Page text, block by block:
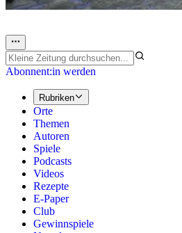
Abonnent:in werden
Rubriken
Orte
Themen
Autoren
Spiele
Podcasts
Videos
Rezepte
E-Paper
Club
Gewinnspiele